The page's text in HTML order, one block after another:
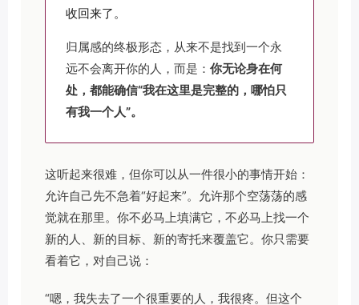
收回来了。
归属感的终极形态，从来不是找到一个永
远不会离开你的人，而是： 你无论身在何
处，都能确信“我在这里是完整的，哪怕只
有我一个人”。
这听起来很难，但你可以从一件很小的事情开始：
允许自己先不急着“好起来”。允许那个空荡荡的感
觉就在那里。你不必马上填满它，不必马上找一个
新的人、新的目标、新的寄托来覆盖它。你只需要
看着它，对自己说：
“嗯，我失去了一个很重要的人，我很疼。但这个